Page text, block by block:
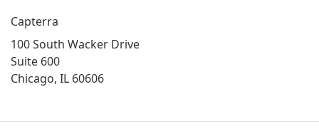
Capterra
100 South Wacker Drive
Suite 600
Chicago, IL 60606